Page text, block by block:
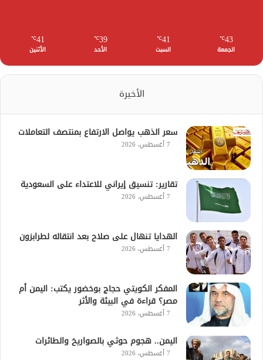
43
℃
الجمعة
41
℃
السبت
39
℃
الأحد
41
℃
الأثنين
الأخيرة
سعر الذهب يواصل الارتفاع بمنتصف التعاملات
7 أغسطس، 2026
تقارير: تنسيق إيراني للاعتداء على السعودية
7 أغسطس، 2026
الهدايا تنهال على صلاح بعد انتقاله لطرابزون
7 أغسطس، 2026
المفكر الكويتي حجاج بوخضور يكتب: اليمن أم
مصر؟ قراءة في البيئة والأثر
7 أغسطس، 2026
اليمن.. هجوم حوثي بالصواريخ والطائرات
7 أغسطس، 2026